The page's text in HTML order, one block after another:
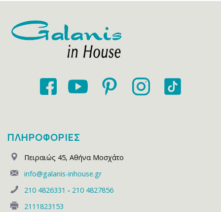
ΠΛΗΡΟΦΟΡΙΕΣ
Πειραιώς 45, Αθήνα Μοσχάτο
info@galanis-inhouse.gr
210 4826331 - 210 4827856
2111823153